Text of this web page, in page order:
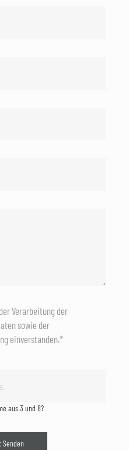
Verarbeitung der
sowie der
einverstanden.*
aus 3 und 8?
Senden